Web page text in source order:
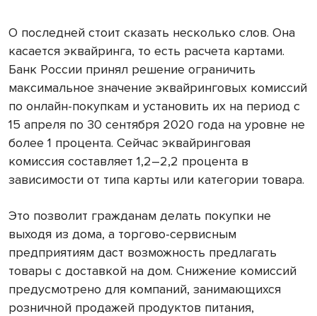
О последней стоит сказать несколько слов. Она
касается эквайринга, то есть расчета картами.
Банк России принял решение ограничить
максимальное значение эквайринговых комиссий
по онлайн-покупкам и установить их на период с
15 апреля по 30 сентября 2020 года на уровне не
более 1 процента. Сейчас эквайринговая
комиссия составляет 1,2–2,2 процента в
зависимости от типа карты или категории товара.
Это позволит гражданам делать покупки не
выходя из дома, а торгово-сервисным
предприятиям даст возможность предлагать
товары с доставкой на дом. Снижение комиссий
предусмотрено для компаний, занимающихся
розничной продажей продуктов питания,